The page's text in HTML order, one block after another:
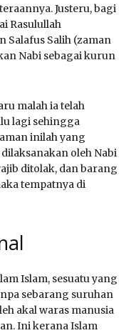
Justeru, bagi
Rasulullah
Salafus Salih (zaman
Nabi sebagai kurun
malah ia telah
lagi sehingga
inilah yang
oleh Nabi
ditolak, dan barang
tempatnya di
Islam, sesuatu yang
sebarang suruhan
akal waras manusia
Ini kerana Islam